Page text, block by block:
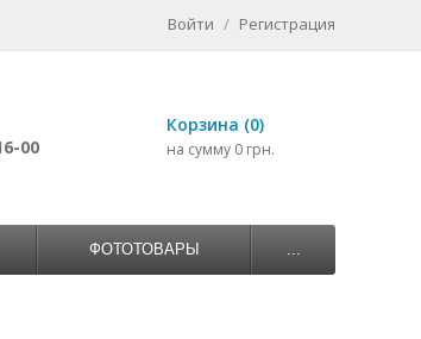
Войти / Регистрация
00
Корзина (0)
на сумму 0 грн.
ФОТОТОВАРЫ ...